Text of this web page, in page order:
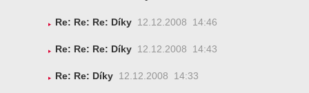
Re: Re: Re: Díky 12.12.2008 14:46
Re: Re: Re: Díky 12.12.2008 14:43
Re: Re: Díky 12.12.2008 14:33